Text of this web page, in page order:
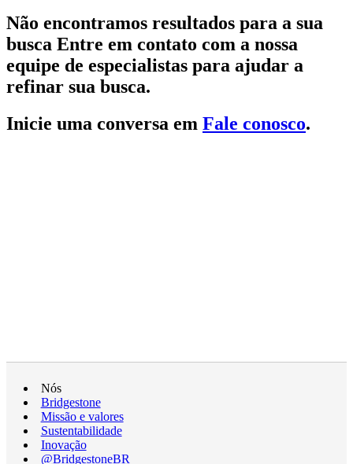
Não encontramos resultados para a sua
busca Entre em contato com a nossa
equipe de especialistas para ajudar a
refinar sua busca.
Inicie uma conversa em Fale conosco.
Nós
Bridgestone
Missão e valores
Sustentabilidade
Inovação
@BridgestoneBR